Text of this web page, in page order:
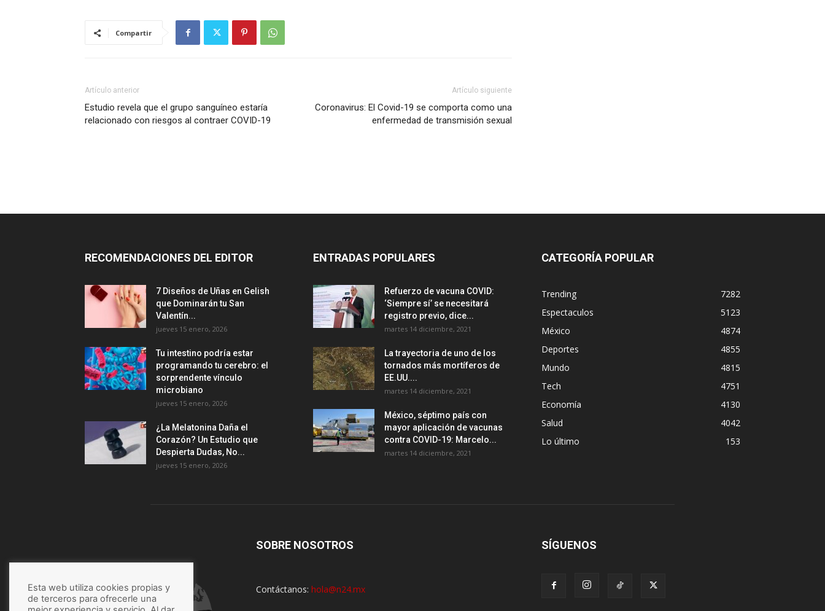
Compartir
Artículo anterior
Estudio revela que el grupo sanguíneo estaría
relacionado con riesgos al contraer COVID-19
Artículo siguiente
Coronavirus: El Covid-19 se comporta como una
enfermedad de transmisión sexual
RECOMENDACIONES DEL EDITOR
7 Diseños de Uñas en Gelish
que Dominarán tu San
Valentín...
jueves 15 enero, 2026
Tu intestino podría estar
programando tu cerebro: el
sorprendente vínculo
microbiano
jueves 15 enero, 2026
¿La Melatonina Daña el
Corazón? Un Estudio que
Despierta Dudas, No...
jueves 15 enero, 2026
ENTRADAS POPULARES
Refuerzo de vacuna COVID:
‘Siempre sí’ se necesitará
registro previo, dice...
martes 14 diciembre, 2021
La trayectoria de uno de los
tornados más mortíferos de
EE.UU....
martes 14 diciembre, 2021
México, séptimo país con
mayor aplicación de vacunas
contra COVID-19: Marcelo...
martes 14 diciembre, 2021
CATEGORÍA POPULAR
Trending
7282
Espectaculos
5123
México
4874
Deportes
4855
Mundo
4815
Tech
4751
Economía
4130
Salud
4042
Lo último
153
SOBRE NOSOTROS
Contáctanos: hola@n24.mx
SÍGUENOS
Esta web utiliza cookies propias y
de terceros para ofrecerle una